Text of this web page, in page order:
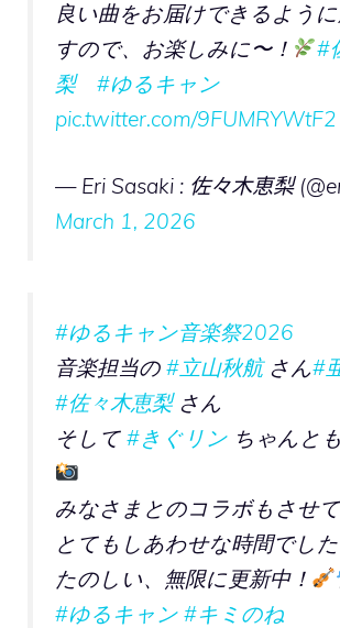
良い曲をお届けできるよう
すので、お楽しみに〜！
#
梨
#ゆるキャン
pic.twitter.com/9FUMRYWtF2
— Eri Sasaki : 佐々木恵梨
March 1, 2026
#ゆるキャン音楽祭2026
音楽担当の #立山秋航さん#
#佐々木恵梨さん
そして #きぐリン ちゃんと
みなさまとのコラボもさせ
とてもしあわせな時間でし
たのしい、無限に更新中！
#ゆるキャン #キミのね